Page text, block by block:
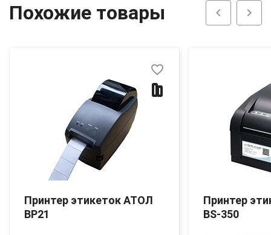
Похожие товары chevron_left chevron_right
Принтер этикеток АТОЛ
BP21
favorite_border
Принтер
BS-350